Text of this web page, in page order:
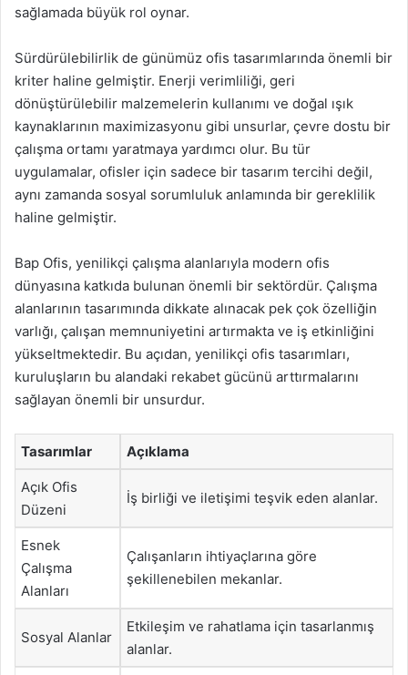
sağlamada büyük rol oynar.
Sürdürülebilirlik de günümüz ofis tasarımlarında önemli bir
kriter haline gelmiştir. Enerji verimliliği, geri
dönüştürülebilir malzemelerin kullanımı ve doğal ışık
kaynaklarının maximizasyonu gibi unsurlar, çevre dostu bir
çalışma ortamı yaratmaya yardımcı olur. Bu tür
uygulamalar, ofisler için sadece bir tasarım tercihi değil,
aynı zamanda sosyal sorumluluk anlamında bir gereklilik
haline gelmiştir.
Bap Ofis, yenilikçi çalışma alanlarıyla modern ofis
dünyasına katkıda bulunan önemli bir sektördür. Çalışma
alanlarının tasarımında dikkate alınacak pek çok özelliğin
varlığı, çalışan memnuniyetini artırmakta ve iş etkinliğini
yükseltmektedir. Bu açıdan, yenilikçi ofis tasarımları,
kuruluşların bu alandaki rekabet gücünü arttırmalarını
sağlayan önemli bir unsurdur.
Tasarımlar Açıklama
Açık Ofis
Düzeni
İş birliği ve iletişimi teşvik eden alanlar.
Esnek
Çalışma
Alanları
Çalışanların ihtiyaçlarına göre
şekillenebilen mekanlar.
Sosyal Alanlar
Etkileşim ve rahatlama için tasarlanmış
alanlar.